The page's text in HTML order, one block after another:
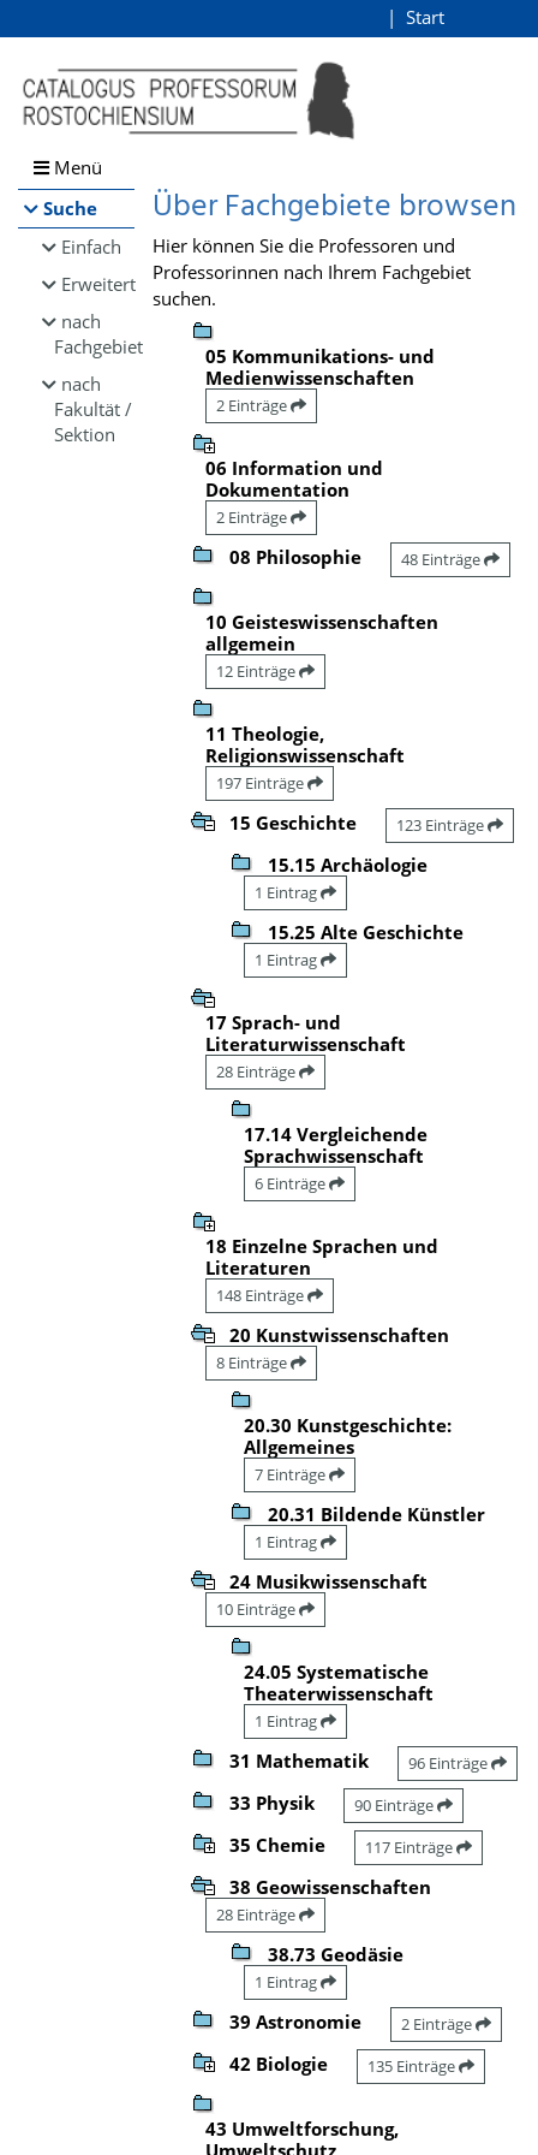
Browsen
direkt zum Inhalt
Start
Menü
Suche
Einfach
Erweitert
nach
Fachgebiet
nach
Fakultät /
Sektion
Über Fachgebiete browsen
Hier können Sie die Professoren und
Professorinnen nach Ihrem Fachgebiet
suchen.
05 Kommunikations- und
Medienwissenschaften
2 Einträge
06 Information und
Dokumentation
2 Einträge
08 Philosophie 48 Einträge
10 Geisteswissenschaften
allgemein
12 Einträge
11 Theologie,
Religionswissenschaft
197 Einträge
15 Geschichte 123 Einträge
15.15 Archäologie
1 Eintrag
15.25 Alte Geschichte
1 Eintrag
17 Sprach- und
Literaturwissenschaft
28 Einträge
17.14 Vergleichende
Sprachwissenschaft
6 Einträge
18 Einzelne Sprachen und
Literaturen
148 Einträge
20 Kunstwissenschaften
8 Einträge
20.30 Kunstgeschichte:
Allgemeines
7 Einträge
20.31 Bildende Künstler
1 Eintrag
24 Musikwissenschaft
10 Einträge
24.05 Systematische
Theaterwissenschaft
1 Eintrag
31 Mathematik 96 Einträge
33 Physik 90 Einträge
35 Chemie 117 Einträge
38 Geowissenschaften
28 Einträge
38.73 Geodäsie
1 Eintrag
39 Astronomie 2 Einträge
42 Biologie 135 Einträge
43 Umweltforschung,
Umweltschutz